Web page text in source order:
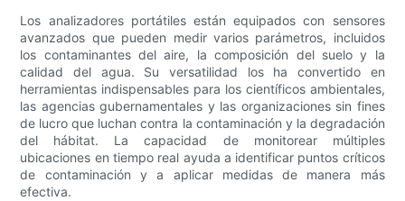
Los analizadores portátiles están equipados con sensores
avanzados que pueden medir varios parámetros, incluidos
los contaminantes del aire, la composición del suelo y la
calidad del agua. Su versatilidad los ha convertido en
herramientas indispensables para los científicos ambientales,
las agencias gubernamentales y las organizaciones sin fines
de lucro que luchan contra la contaminación y la degradación
del hábitat. La capacidad de monitorear múltiples
ubicaciones en tiempo real ayuda a identificar puntos críticos
de contaminación y a aplicar medidas de manera más
efectiva.